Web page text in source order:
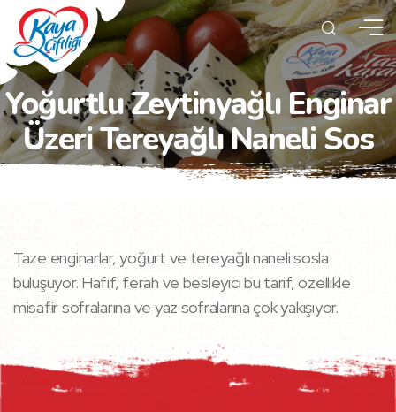
Yoğurtlu Zeytinyağlı Enginar
Üzeri Tereyağlı Naneli Sos
Taze enginarlar, yoğurt ve tereyağlı naneli sosla
buluşuyor. Hafif, ferah ve besleyici bu tarif, özellikle
misafir sofralarına ve yaz sofralarına çok yakışıyor.